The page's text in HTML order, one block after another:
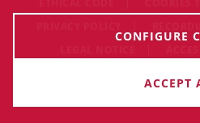
© Sat Aug 08 17:28:14 CEST 2026
CONFIGURE
ACCEPT